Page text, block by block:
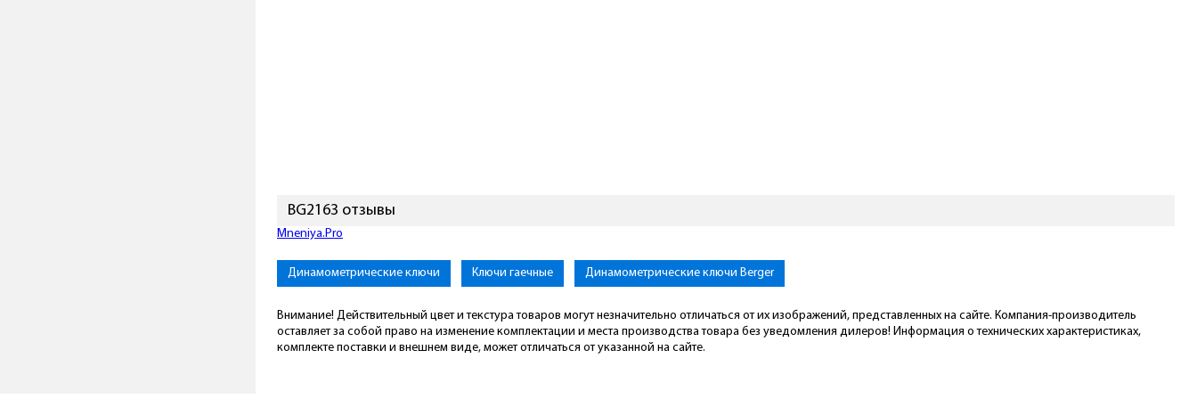
BG2163 отзывы
Mneniya.Pro
Динамометрические ключи Ключи гаечные Динамометрические ключи Berger
Внимание! Действительный цвет и текстура товаров могут незначительно отличаться от их изображений, представленных на сайте. Компания-производитель
оставляет за собой право на изменение комплектации и места производства товара без уведомления дилеров! Информация о технических характеристиках,
комплекте поставки и внешнем виде, может отличаться от указанной на сайте.